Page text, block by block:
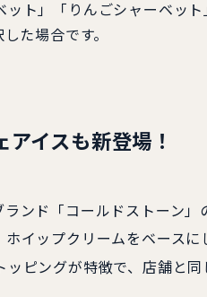
ト」「りんごシャーベット
た場合です。
イスも新登場！
ンド「コールドストーン
イップクリームをベース
ピングが特徴で、店舗と